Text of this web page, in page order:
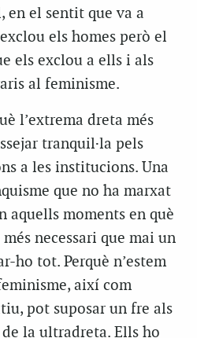
en el sentit que va a
els homes però el
els exclou a ells i als
al feminisme.
l’extrema dreta més
tranquil·la pels
a les institucions. Una
que no ha marxat
aquells moments en què
necessari que mai un
ho tot. Perquè n’estem
així com
pot suposar un fre als
la ultradreta. Ells ho